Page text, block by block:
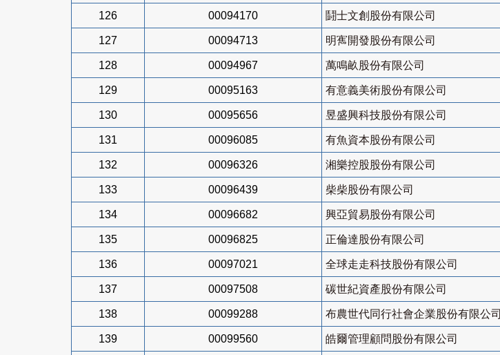
126 00094170 鬪士文創股份有限公司
127 00094713 明寯開發股份有限公司
128 00094967 萬鳴畝股份有限公司
129 00095163 有意義美術股份有限公司
130 00095656 昱盛興科技股份有限公司
131 00096085 有魚資本股份有限公司
132 00096326 湘樂控股股份有限公司
133 00096439 柴柴股份有限公司
134 00096682 興亞貿易股份有限公司
135 00096825 正倫達股份有限公司
136 00097021 全球走走科技股份有限公司
137 00097508 碳世紀資產股份有限公司
138 00099288 布農世代同行社會企業股份有限公司
139 00099560 皓爾管理顧問股份有限公司